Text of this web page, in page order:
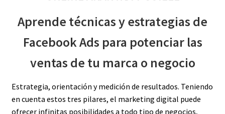
Aprende técnicas y estrategias de
Facebook Ads para potenciar las
ventas de tu marca o negocio
Estrategia, orientación y medición de resultados. Teniendo
en cuenta estos tres pilares, el marketing digital puede
ofrecer infinitas posibilidades a todo tipo de negocios,